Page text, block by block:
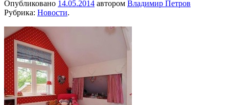
Опубликовано 14.05.2014 автором Владимир Петров
Рубрика: Новости.